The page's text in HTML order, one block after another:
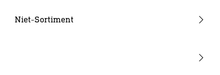
Hammertacker
Niet-Sortiment